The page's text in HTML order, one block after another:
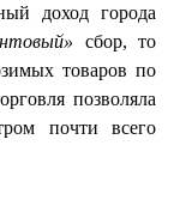
доход города
сбор, то
товаров по
позволяла
почти всего